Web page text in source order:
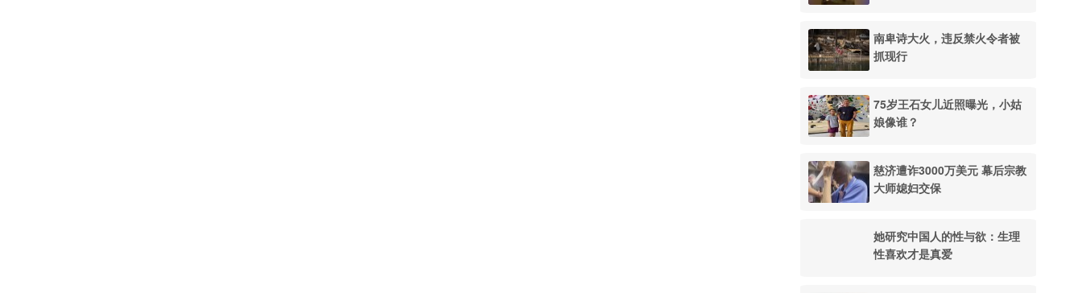
南卑诗大火，违反禁火令者被
抓现行
75岁王石女儿近照曝光，小姑
娘像谁？
慈济遭诈3000万美元 幕后宗教
大师媳妇交保
她研究中国人的性与欲：生理
性喜欢才是真爱